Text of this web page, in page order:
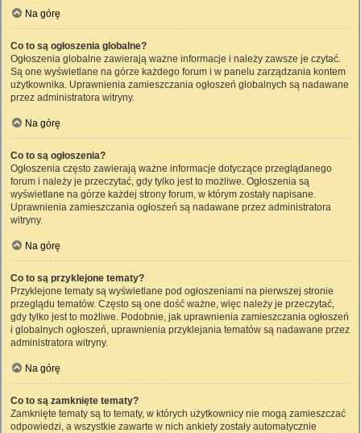
Na górę
Co to są ogłoszenia globalne?
Ogłoszenia globalne zawierają ważne informacje i należy zawsze je czytać.
Są one wyświetlane na górze każdego forum i w panelu zarządzania kontem
użytkownika. Uprawnienia zamieszczania ogłoszeń globalnych są nadawane
przez administratora witryny.
Na górę
Co to są ogłoszenia?
Ogłoszenia często zawierają ważne informacje dotyczące przeglądanego
forum i należy je przeczytać, gdy tylko jest to możliwe. Ogłoszenia są
wyświetlane na górze każdej strony forum, w którym zostały napisane.
Uprawnienia zamieszczania ogłoszeń są nadawane przez administratora
witryny.
Na górę
Co to są przyklejone tematy?
Przyklejone tematy są wyświetlane pod ogłoszeniami na pierwszej stronie
przeglądu tematów. Często są one dość ważne, więc należy je przeczytać,
gdy tylko jest to możliwe. Podobnie, jak uprawnienia zamieszczania ogłoszeń
i globalnych ogłoszeń, uprawnienia przyklejania tematów są nadawane przez
administratora witryny.
Na górę
Co to są zamknięte tematy?
Zamknięte tematy są to tematy, w których użytkownicy nie mogą zamieszczać
odpowiedzi, a wszystkie zawarte w nich ankiety zostały automatycznie